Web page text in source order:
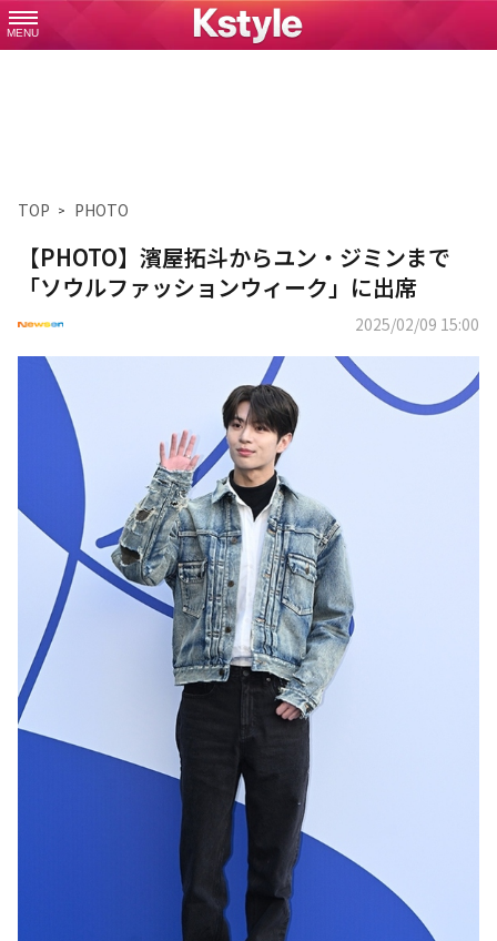
MENU
TOP PHOTO
【PHOTO】濱屋拓斗からユン・ジミンまで
「ソウルファッションウィーク」に出席
2025/02/09 15:00